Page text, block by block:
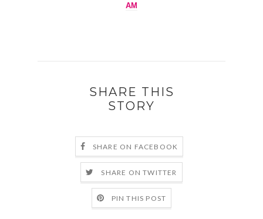
AM
SHARE THIS
STORY
SHARE ON FACEBOOK
SHARE ON TWITTER
PIN THIS POST